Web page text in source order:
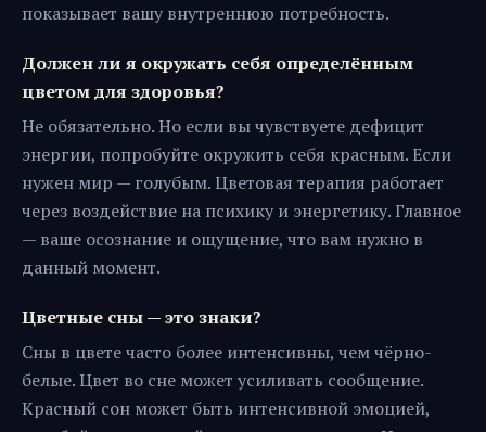
показывает вашу внутреннюю потребность.
Должен ли я окружать себя определённым
цветом для здоровья?
Не обязательно. Но если вы чувствуете дефицит
энергии, попробуйте окружить себя красным. Если
нужен мир — голубым. Цветовая терапия работает
через воздействие на психику и энергетику. Главное
— ваше осознание и ощущение, что вам нужно в
данный момент.
Цветные сны — это знаки?
Сны в цвете часто более интенсивны, чем чёрно-
белые. Цвет во сне может усиливать сообщение.
Красный сон может быть интенсивной эмоцией,